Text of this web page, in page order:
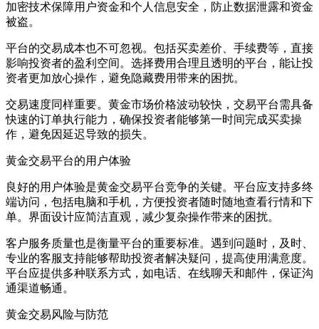
加密技术保障用户资金和个人信息安全，防止数据泄露和资金
被盗。
平台的交易成本也不可忽视。包括买卖差价、手续费等，直接
影响投资者的盈利空间。选择费用合理且透明的平台，能让投
资者更加放心操作，避免隐藏费用带来的困扰。
交易速度同样重要。黄金市场价格波动较快，交易平台需具备
快速的订单执行能力，确保投资者能够第一时间完成买卖操
作，避免因延迟导致的损失。
黄金交易平台的用户体验
良好的用户体验是黄金交易平台竞争的关键。平台应支持多终
端访问，包括电脑和手机，方便投资者随时随地查看行情和下
单。界面设计应简洁直观，减少复杂操作带来的困扰。
客户服务质量也是衡量平台的重要标准。遇到问题时，及时、
专业的客服支持能够帮助投资者解决疑问，提高使用满意度。
平台应提供多种联系方式，如电话、在线聊天和邮件，保证沟
通渠道畅通。
黄金交易风险与防范